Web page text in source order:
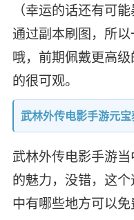
（幸运的话还有可
通过副本刷图，所
哦，前期佩戴更高
的很可观。
武林外传电影手游元
武林外传电影手游
的魅力，没错，这
中有哪些地方可以免